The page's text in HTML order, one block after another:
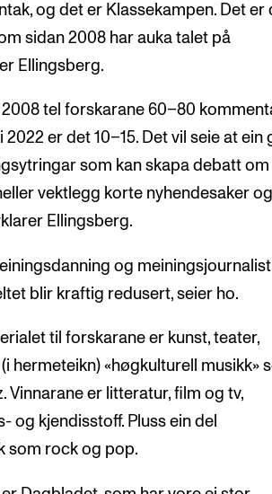
og det er Klassekampen. Det er
sidan 2008 har auka talet på
Ellingsberg.
2008 tel forskarane 60–80
2022 er det 10–15. Det vil seie at ein
som kan skapa debatt om
vektlegg korte nyhendesaker og
Ellingsberg.
og
blir kraftig redusert, seier ho.
til forskarane er kunst, teater,
hermeteikn) «høgkulturell musikk»
Vinnarane er litteratur, film og tv,
og kjendisstoff. Pluss ein del
som rock og pop.